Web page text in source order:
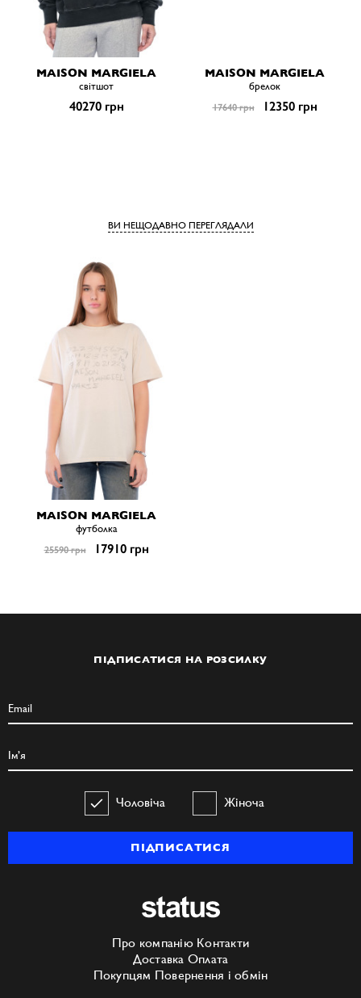
MAISON MARGIELA
світшот
40270 грн
MAISON MARGIELA
брелок
17640 грн 12350 грн
ВИ НЕЩОДАВНО ПЕРЕГЛЯДАЛИ
MAISON MARGIELA
футболка
25590 грн 17910 грн
ПІДПИСАТИСЯ НА РОЗСИЛКУ
Чоловіча Жіноча
ПІДПИСАТИСЯ
Про компанію Контакти
Доставка Оплата
Покупцям Повернення і обмін